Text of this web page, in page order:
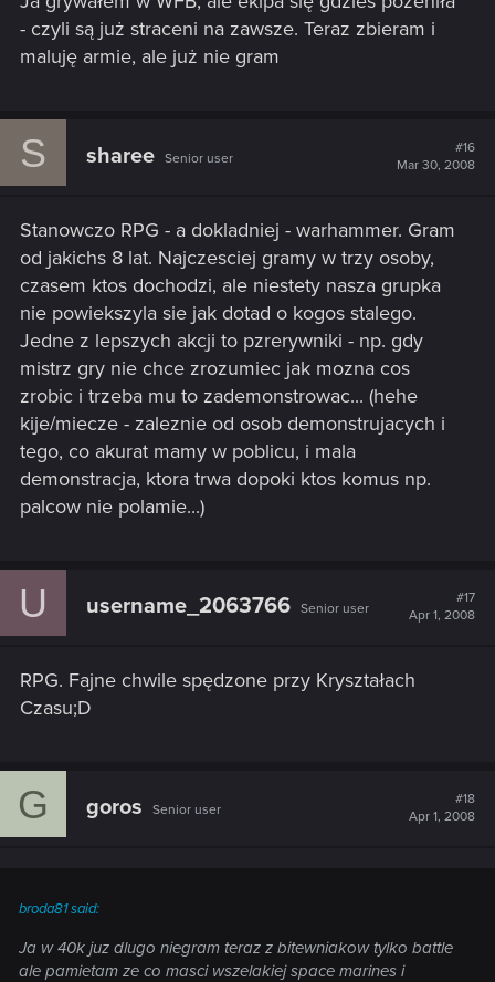
- czyli są już straceni na zawsze. Teraz zbieram i
maluję armie, ale już nie gram
S sharee Senior user
#16
Mar 30, 2008
Stanowczo RPG - a dokladniej - warhammer. Gram
od jakichs 8 lat. Najczesciej gramy w trzy osoby,
czasem ktos dochodzi, ale niestety nasza grupka
nie powiekszyla sie jak dotad o kogos stalego.
Jedne z lepszych akcji to pzrerywniki - np. gdy
mistrz gry nie chce zrozumiec jak mozna cos
zrobic i trzeba mu to zademonstrowac... (hehe
kije/miecze - zaleznie od osob demonstrujacych i
tego, co akurat mamy w poblicu, i mala
demonstracja, ktora trwa dopoki ktos komus np.
palcow nie polamie...)
U username_2063766 Senior user
#17
Apr 1, 2008
RPG. Fajne chwile spędzone przy Kryształach
Czasu;D
G goros Senior user
#18
Apr 1, 2008
broda81 said:
Ja w 40k juz dlugo niegram teraz z bitewniakow tylko battle
ale pamietam ze co masci wszelakiej space marines i